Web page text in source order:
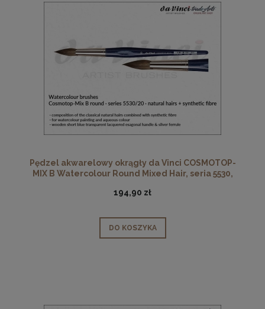
Pędzel akwarelowy okrągły da Vinci COSMOTOP-
MIX B Watercolour Round Mixed Hair, seria 5530,
194,90 zł
DO KOSZYKA